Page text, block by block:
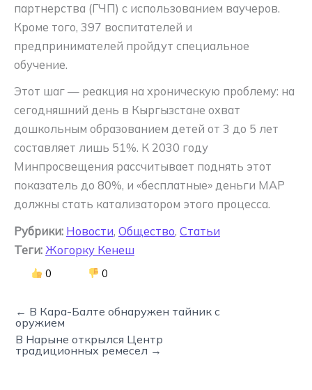
партнерства (ГЧП) с использованием ваучеров.
Кроме того, 397 воспитателей и
предпринимателей пройдут специальное
обучение.
Этот шаг — реакция на хроническую проблему: на
сегодняшний день в Кыргызстане охват
дошкольным образованием детей от 3 до 5 лет
составляет лишь 51%. К 2030 году
Минпросвещения рассчитывает поднять этот
показатель до 80%, и «бесплатные» деньги МАР
должны стать катализатором этого процесса.
Рубрики: Новости, Общество, Статьи
Теги: Жогорку Кенеш
0 0
← В Кара-Балте обнаружен тайник с
оружием
В Нарыне открылся Центр
традиционных ремесел →